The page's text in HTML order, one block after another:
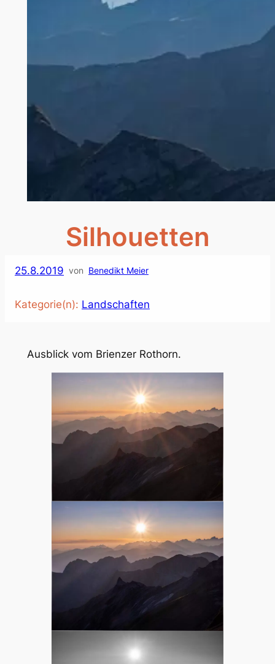
Silhouetten
25.8.2019 von Benedikt Meier
Kategorie(n): Landschaften
Ausblick vom Brienzer Rothorn.